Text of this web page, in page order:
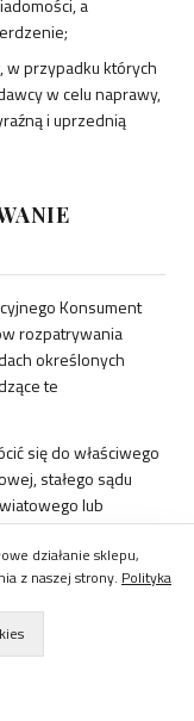
a
w przypadku których
w celu naprawy,
i uprzednią
Konsument
rozpatrywania
określonych
te
się do właściwego
stałego sądu
lub
społecznej
i
Konkurencji i
oraz w serwisie
działanie sklepu,
z naszej strony. Polityka